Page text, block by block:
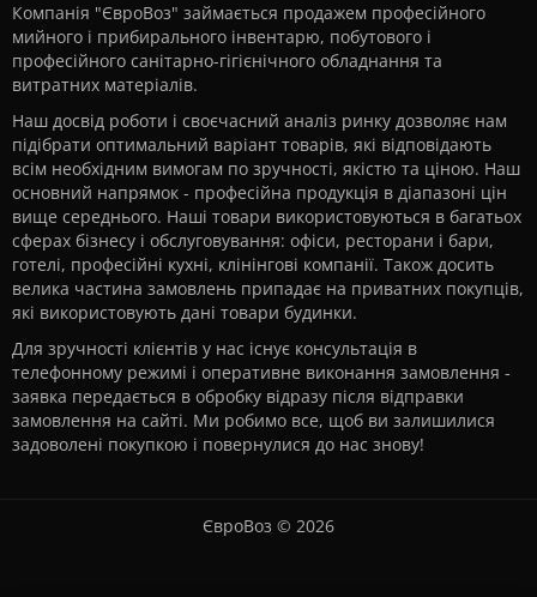
Компанія "ЄвроВоз" займається продажем професійного
мийного і прибирального інвентарю, побутового і
професійного санітарно-гігієнічного обладнання та
витратних матеріалів.
Наш досвід роботи і своєчасний аналіз ринку дозволяє нам
підібрати оптимальний варіант товарів, які відповідають
всім необхідним вимогам по зручності, якістю та ціною. Наш
основний напрямок - професійна продукція в діапазоні цін
вище середнього. Наші товари використовуються в багатьох
сферах бізнесу і обслуговування: офіси, ресторани і бари,
готелі, професійні кухні, клінінгові компанії. Також досить
велика частина замовлень припадає на приватних покупців,
які використовують дані товари будинки.
Для зручності клієнтів у нас існує консультація в
телефонному режимі і оперативне виконання замовлення -
заявка передається в обробку відразу після відправки
замовлення на сайті. Ми робимо все, щоб ви залишилися
задоволені покупкою і повернулися до нас знову!
ЄвроВоз © 2026